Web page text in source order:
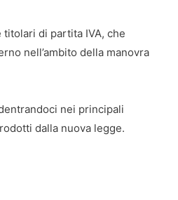
di partita IVA, che
nell’ambito della manovra
nei principali
dalla nuova legge.